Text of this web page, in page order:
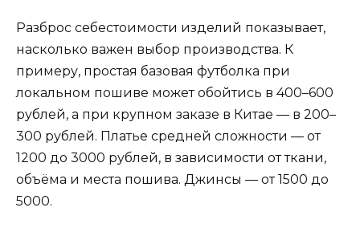
Разброс себестоимости изделий показывает,
насколько важен выбор производства. К
примеру, простая базовая футболка при
локальном пошиве может обойтись в 400–600
рублей, а при крупном заказе в Китае — в 200–
300 рублей. Платье средней сложности — от
1200 до 3000 рублей, в зависимости от ткани,
объёма и места пошива. Джинсы — от 1500 до
5000.